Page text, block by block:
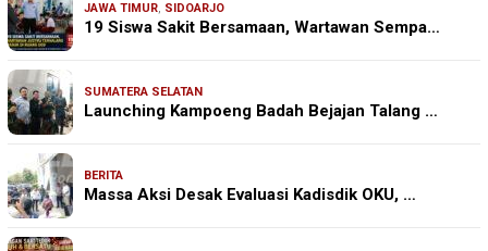
JAWA TIMUR, SIDOARJO
19 Siswa Sakit Bersamaan, Wartawan Sempa…
SUMATERA SELATAN
Launching Kampoeng Badah Bejajan Talang …
BERITA
Massa Aksi Desak Evaluasi Kadisdik OKU, …